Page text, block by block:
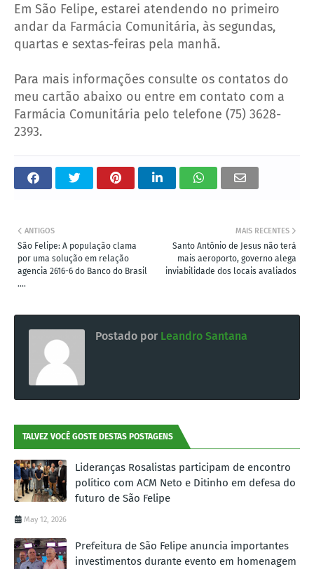
Em São Felipe, estarei atendendo no primeiro
andar da Farmácia Comunitária, às segundas,
quartas e sextas-feiras pela manhã.
Para mais informações consulte os contatos do
meu cartão abaixo ou entre em contato com a
Farmácia Comunitária pelo telefone (75) 3628-
2393.
MAIS RECENTES
Santo Antônio de Jesus não terá
mais aeroporto, governo alega
inviabilidade dos locais avaliados
ANTIGOS
São Felipe: A população clama
por uma solução em relação
agencia 2616-6 do Banco do Brasil
....
Postado por Leandro Santana
TALVEZ VOCÊ GOSTE DESTAS POSTAGENS
Lideranças Rosalistas participam de encontro
político com ACM Neto e Ditinho em defesa do
futuro de São Felipe
May 12, 2026
Prefeitura de São Felipe anuncia importantes
investimentos durante evento em homenagem